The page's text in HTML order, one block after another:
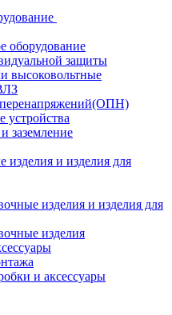
оборудование
защиты
высоковольтные
устройства
заземление
изделия и изделия для
изделия и изделия для
изделия
и аксессуары